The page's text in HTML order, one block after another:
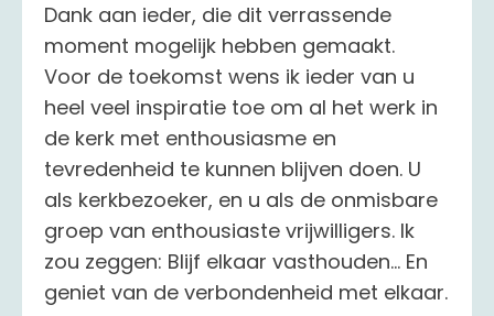
Dank aan ieder, die dit verrassende
moment mogelijk hebben gemaakt.
Voor de toekomst wens ik ieder van u
heel veel inspiratie toe om al het werk in
de kerk met enthousiasme en
tevredenheid te kunnen blijven doen. U
als kerkbezoeker, en u als de onmisbare
groep van enthousiaste vrijwilligers. Ik
zou zeggen: Blijf elkaar vasthouden... En
geniet van de verbondenheid met elkaar.